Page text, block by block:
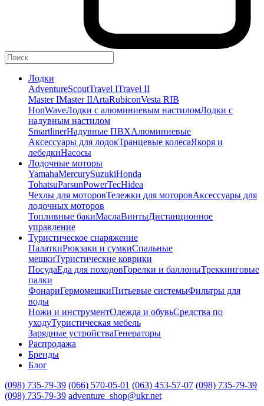
Лодки
AdventureScoutTravel ITravel II
Master IMaster IIArtaRubiconVesta RIB
HonWaveЛодки с алюминиевым настиломЛодки с
надувным настилом
SmartlinerНадувные ПВХАлюминиевые
Аксессуары для лодокТранцевые колесаЯкоря и
лебедкиНасосы
Лодочные моторы
YamahaMercurySuzukiHonda
TohatsuParsunPowerTecHidea
Чехлы для моторовТележки для моторовАксессуары для
лодочных моторов
Топливные бакиМаслаВинтыДистанционное
управление
Туристическое снаряжение
ПалаткиРюкзаки и сумкиСпальные
мешкиТуристические коврики
ПосудаЕда для походовГорелки и баллоныТреккинговые
палки
ФонариГермомешкиПитьевые системыФильтры для
воды
Ножи и инструментОдежда и обувьСредства по
уходуТуристическая мебель
Зарядные устройстваГенераторы
Распродажа
Бренды
Блог
(098) 735-79-39 (066) 570-05-01 (063) 453-57-07 (098) 735-79-39
(098) 735-79-39 adventure_shop@ukr.net